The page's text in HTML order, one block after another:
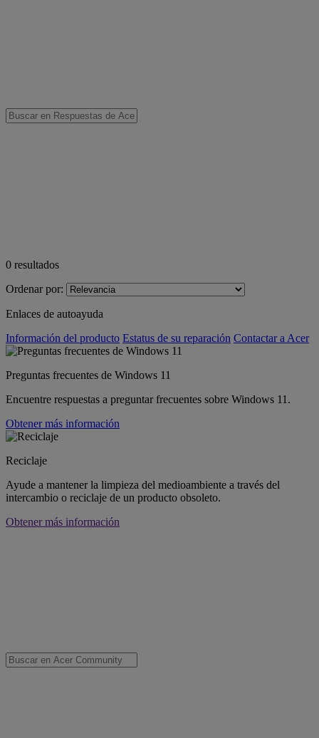
0 resultados
Ordenar por:
Enlaces de autoayuda
Información del producto Estatus de su reparación Contactar a Acer
Preguntas frecuentes de Windows 11
Encuentre respuestas a preguntar frecuentes sobre Windows 11.
Obtener más información
Reciclaje
Ayude a mantener la limpieza del medioambiente a través del
intercambio o reciclaje de un producto obsoleto.
Obtener más información